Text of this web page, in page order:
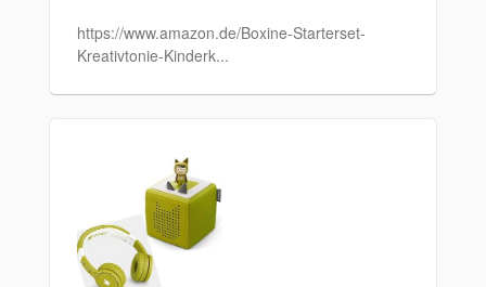
https://www.amazon.de/Boxine-Starterset-
Kreativtonie-Kinderk...